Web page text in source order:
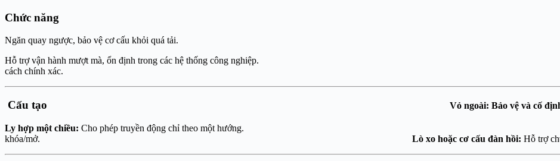
Chức năng
Ngăn quay ngược, bảo vệ cơ cấu khỏi quá tải.
Hỗ trợ vận hành mượt mà, ổn định trong các hệ thống công nghiệp. Truyền
cách chính xác.
Cấu tạo Vỏ ngoài: Bảo vệ và cố
Ly hợp một chiều: Cho phép truyền động chỉ theo một
khóa/mở. Lò xo hoặc cơ cấu đàn hồi: Hỗ trợ